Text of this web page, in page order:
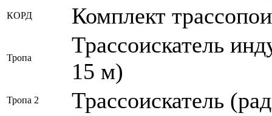
КОРД Комплект
Тропа
Трассоискатель
15 м)
Тропа 2 Трассоискатель